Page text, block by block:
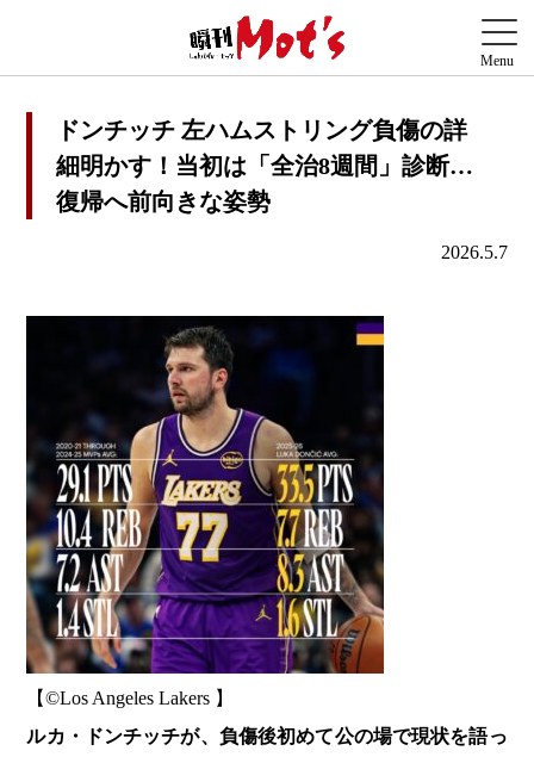
ドンチッチ 左ハムストリング負傷の詳
細明かす！当初は「全治8週間」診断…
復帰へ前向きな姿勢
2026.5.7
【©️Los Angeles Lakers 】
ルカ・ドンチッチが、負傷後初めて公の場で現状を語っ